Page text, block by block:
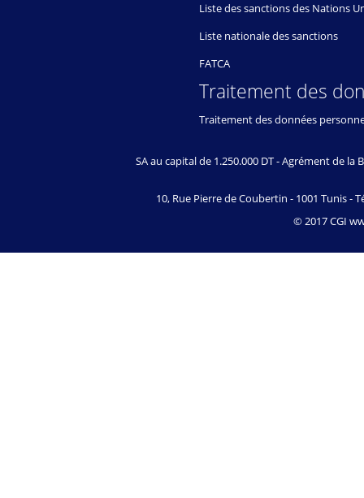
Liste des sanctions des Nations
Liste nationale des sanctions
FATCA
Traitement des
Traitement des données
SA au capital de 1.250.000 DT - Agrément de la
10, Rue Pierre de Coubertin - 1001 Tunis -
© 2017 CGI